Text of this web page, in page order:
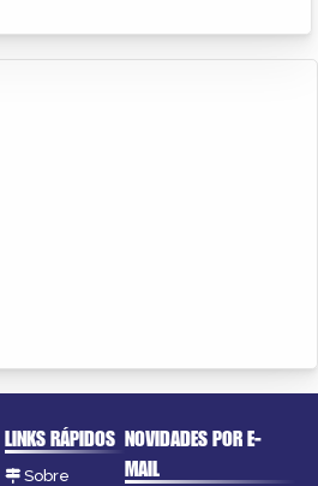
LINKS RÁPIDOS
Sobre
NOVIDADES POR E-
MAIL